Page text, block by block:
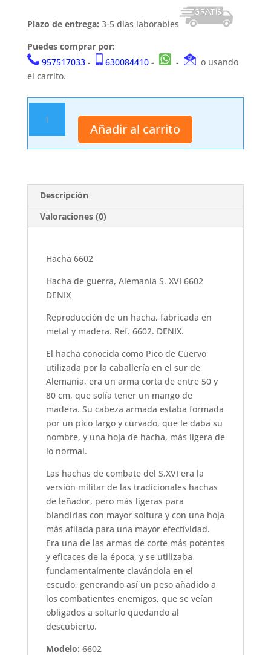
Plazo de entrega: 3-5 días laborables
Puedes comprar por:
957517033- 630084410- -
o usando
el carrito.
6602
cantidad
Añadir al carrito
Descripción
Valoraciones (0)
Hacha 6602
Hacha de guerra, Alemania S. XVI 6602
DENIX
Reproducción de un hacha, fabricada en
metal y madera. Ref. 6602. DENIX.
El hacha conocida como Pico de Cuervo
utilizada por la caballería en el sur de
Alemania, era un arma corta de entre 50 y
80 cm, que solía tener un mango de
madera. Su cabeza armada estaba formada
por un pico largo y curvado, que le daba su
nombre, y una hoja de hacha, más ligera de
lo normal.
Las hachas de combate del S.XVI era la
versión militar de las tradicionales hachas
de leñador, pero más ligeras para
blandirlas con mayor soltura y con una hoja
más afilada para una mayor efectividad.
Era una de las armas de corte más potentes
y eficaces de la época, y se utilizaba
fundamentalmente clavándola en el
escudo, generando así un peso añadido a
los combatientes enemigos, que se veían
obligados a soltarlo quedando al
descubierto.
Modelo: 6602